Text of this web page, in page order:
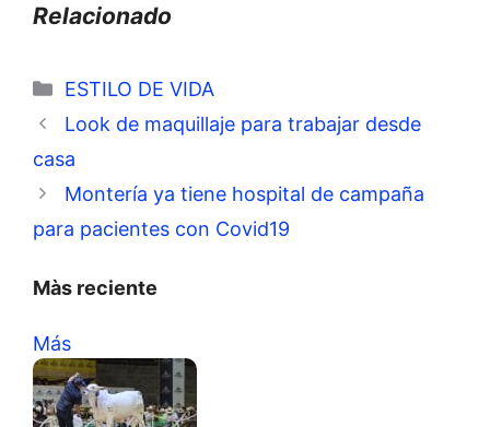
Relacionado
Categorías
ESTILO DE VIDA
Look de maquillaje para trabajar desde
casa
Montería ya tiene hospital de campaña
para pacientes con Covid19
Màs reciente
Más